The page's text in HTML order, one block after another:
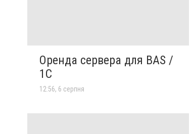
Оренда сервера для BAS /
1C
12:56, 6 серпня